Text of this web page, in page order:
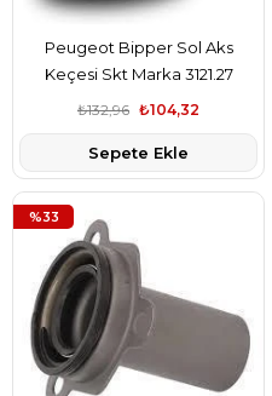
Peugeot Bipper Sol Aks
Keçesi Skt Marka 3121.27
₺104,32
₺132,96
Sepete Ekle
%33